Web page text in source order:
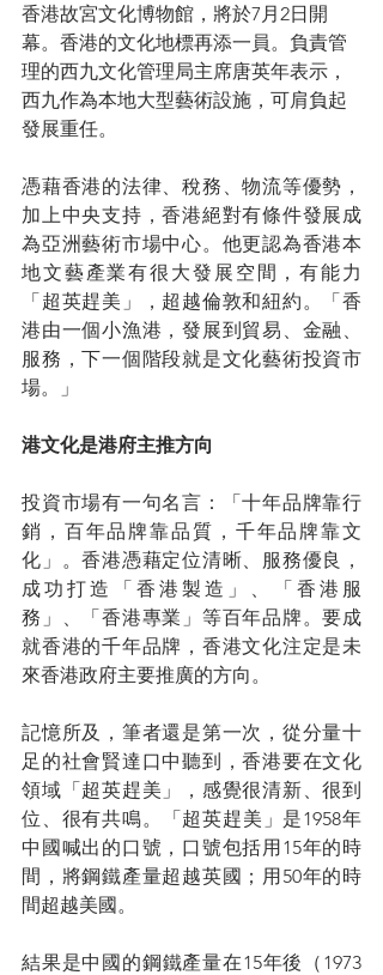
香港故宮文化博物館，將於7月2日開
幕。香港的文化地標再添一員。負責管
理的西九文化管理局主席唐英年表示，
西九作為本地大型藝術設施，可肩負起
發展重任。
憑藉香港的法律、稅務、物流等優勢，
加上中央支持，香港絕對有條件發展成
為亞洲藝術市場中心。他更認為香港本
地文藝產業有很大發展空間，有能力
「超英趕美」，超越倫敦和紐約。「香
港由一個小漁港，發展到貿易、金融、
服務，下一個階段就是文化藝術投資市
場。」
港文化是港府主推方向
投資市場有一句名言：「十年品牌靠行
銷，百年品牌靠品質，千年品牌靠文
化」。香港憑藉定位清晰、服務優良，
成功打造「香港製造」、「香港服
務」、「香港專業」等百年品牌。要成
就香港的千年品牌，香港文化注定是未
來香港政府主要推廣的方向。
記憶所及，筆者還是第一次，從分量十
足的社會賢達口中聽到，香港要在文化
領域「超英趕美」，感覺很清新、很到
位、很有共鳴。「超英趕美」是1958年
中國喊出的口號，口號包括用15年的時
間，將鋼鐵產量超越英國；用50年的時
間超越美國。
結果是中國的鋼鐵產量在15年後（1973